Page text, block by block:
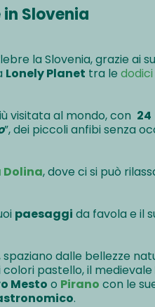
Slovenia
la Slovenia, grazie ai
Lonely Planet tra le
visitata al mondo, con 24
”, dei piccoli anfibi senza
, dove ci si può
paesaggi da favola e il
spaziano dalle bellezze
colori pastello, il medievale
Mesto o Pirano con le
.